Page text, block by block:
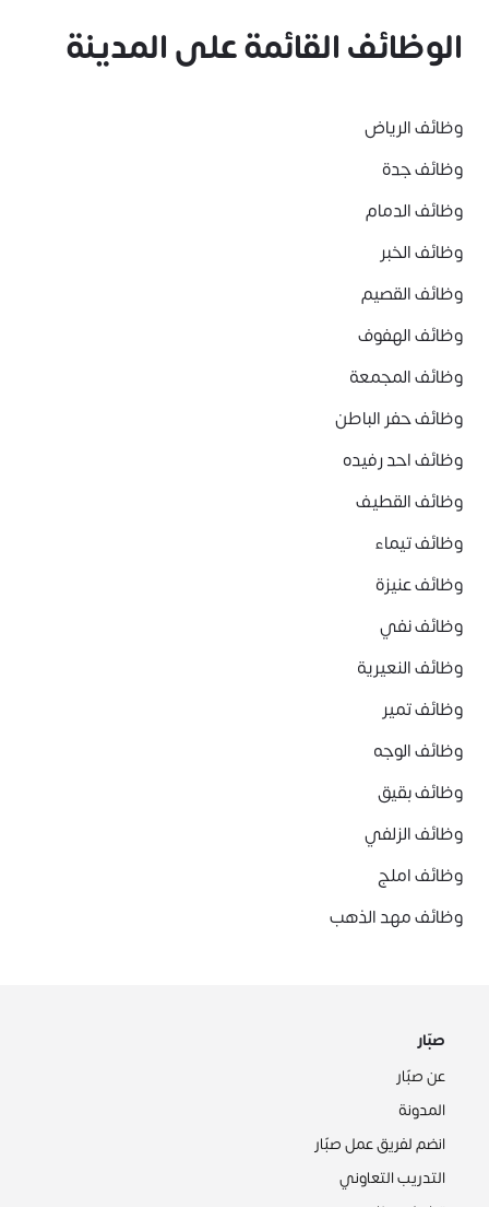
الوظائف القائمة على المدينة
وظائف الرياض
وظائف جدة
وظائف الدمام
وظائف الخبر
وظائف القصيم
وظائف الهفوف
وظائف المجمعة
وظائف حفر الباطن
وظائف احد رفيده
وظائف القطيف
وظائف تيماء
وظائف عنيزة
وظائف نفي
وظائف النعيرية
وظائف تمير
وظائف الوجه
وظائف بقيق
وظائف الزلفي
وظائف املج
وظائف مهد الذهب
صبّار
عن صبّار
المدونة
انضم لفريق عمل صبّار
التدريب التعاوني